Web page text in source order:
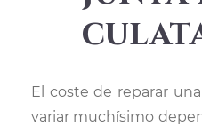
El coste de reparar
variar muchísimo